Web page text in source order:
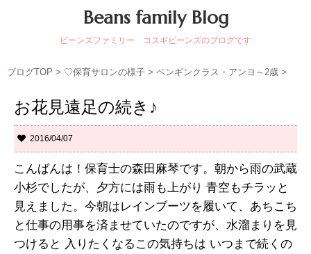
Beans family Blog
ビーンズファミリー コスギビーンズのブログです
ブログTOP > ♡保育サロンの様子 > ペンギンクラス・アンヨ～2歳 >
お花見遠足の続き♪
2016/04/07
こんばんは！保育士の森田麻琴です。朝から雨の武蔵
小杉でしたが、夕方には雨も上がり 青空もチラッと
見えました。今朝はレインブーツを履いて、あちこち
と仕事の用事を済ませていたのですが、水溜まりを見
つけると 入りたくなるこの気持ちは いつまで続くの